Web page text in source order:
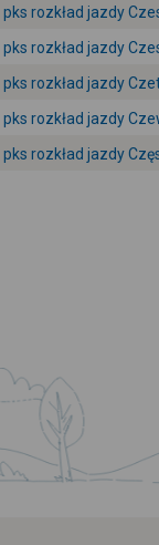
pks rozkład jazdy
pks rozkład jazdy
pks rozkład jazdy
pks rozkład jazdy
pks rozkład jazdy